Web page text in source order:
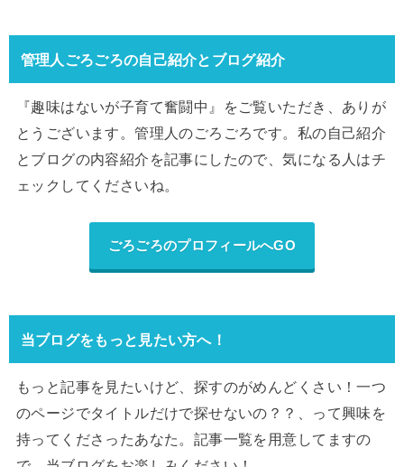
管理人ごろごろの自己紹介とブログ紹介
『趣味はないが子育て奮闘中』をご覧いただき、ありが
とうございます。管理人のごろごろです。私の自己紹介
とブログの内容紹介を記事にしたので、気になる人はチ
ェックしてくださいね。
ごろごろのプロフィールへGO
当ブログをもっと見たい方へ！
もっと記事を見たいけど、探すのがめんどくさい！一つ
のページでタイトルだけで探せないの？？、って興味を
持ってくださったあなた。記事一覧を用意してますの